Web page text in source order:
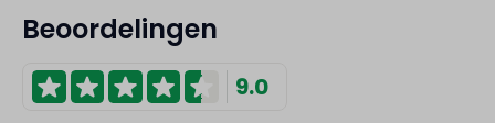
Beoordelingen
9.0